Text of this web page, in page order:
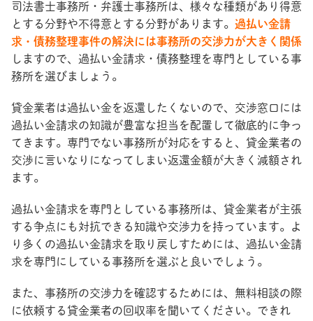
司法書士事務所・弁護士事務所は、様々な種類があり得意
とする分野や不得意とする分野があります。 過払い金請
求・債務整理事件の解決には事務所の交渉力が大きく関係
しますので、過払い金請求・債務整理を専門としている事
務所を選びましょう。
貸金業者は過払い金を返還したくないので、交渉窓口には
過払い金請求の知識が豊富な担当を配置して徹底的に争っ
てきます。専門でない事務所が対応をすると、貸金業者の
交渉に言いなりになってしまい返還金額が大きく減額され
ます。
過払い金請求を専門としている事務所は、貸金業者が主張
する争点にも対抗できる知識や交渉力を持っています。よ
り多くの過払い金請求を取り戻しすためには、過払い金請
求を専門にしている事務所を選ぶと良いでしょう。
また、事務所の交渉力を確認するためには、無料相談の際
に依頼する貸金業者の回収率を聞いてください。できれ